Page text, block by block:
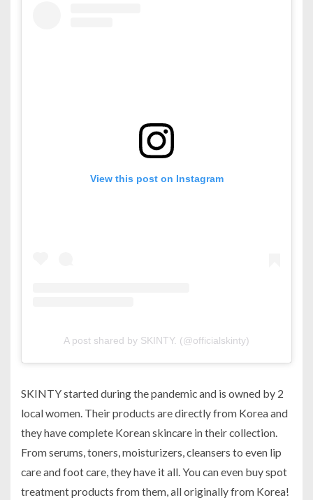
View this post on Instagram
A post shared by SKINTY. (@officialskinty)
SKINTY started during the pandemic and is owned by 2
local women. Their products are directly from Korea and
they have complete Korean skincare in their collection.
From serums, toners, moisturizers, cleansers to even lip
care and foot care, they have it all. You can even buy spot
treatment products from them, all originally from Korea!